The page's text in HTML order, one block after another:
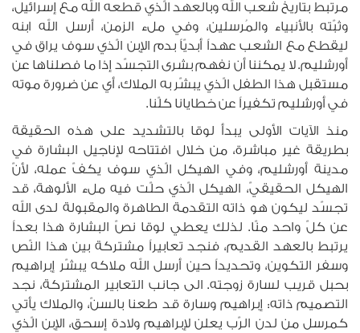
مرتبط بتاريخ شعب الله وبالعهد الّذي قطعه الله مع إسرائيل،
وثبّته بالأنبياء والمُرسلين، وفي ملء الزمن، أرسل الله ابنه
ليقطع مع الشعب عهداً أبديّاً بدم الإبن الّذي سوف يراق في
أورشليم. لا يمكننا أن نفهم بشرى التجسّد إذا ما فصلناها عن
مستقبل هذا الطفل الّذي يبشّر به الملاك، أي عن ضرورة موته
في أورشليم تكفيراً عن خطايانا كلّنا.
منذ الآيات الأولى يبدأ لوقا بالتشديد على هذه الحقيقة
بطريقة غير مباشرة، من خلال افتتاحه لإناجيل البشارة في
مدينة أورشليم، وفي الهيكل الّذي سوف يكفّ عمله، لأنّ
الهيكل الحقيقيّ، الهيكل الّذي حلّت فيه ملء الألوهة، قد
تجسّد ليكون هو ذاته التقدمة الطاهرة والمقبولة لدى الله
عن كلّ واحد منّا. لذلك يعطي لوقا نصّ البشارة هذا بعداً
يرتبط بالعهد القديم، فنجد تعابيراً مشتركة بين هذا النّص
وسفر التكوين، وتحديداً حين أرسل الله ملاكه يبشّر إبراهيم
بحبل قريب لسارة زوجته. الى جانب التعابير المشتركة، نجد
التصميم ذاته: إبراهيم وسارة قد طعنا بالسنّ، والملاك يأتي
كمرسل من لدن الرّب يعلن لإبراهيم ولادة إسحق، الإبن الّذي